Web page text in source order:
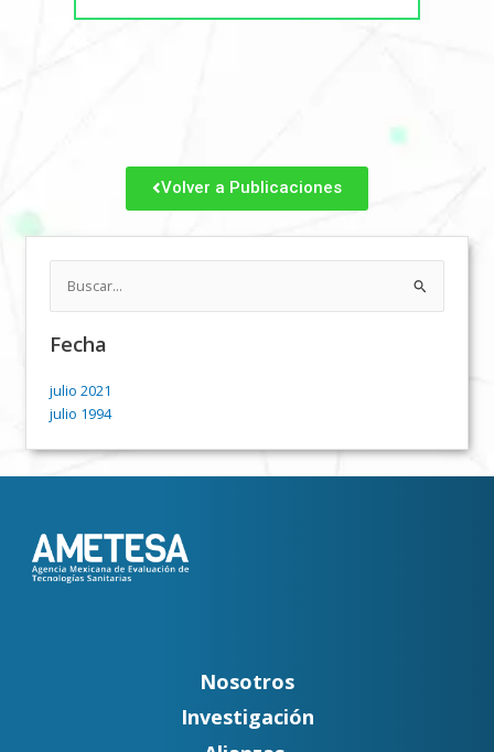
Volver a Publicaciones
Buscar
por:
Fecha
julio 2021
julio 1994
Nosotros
Investigación